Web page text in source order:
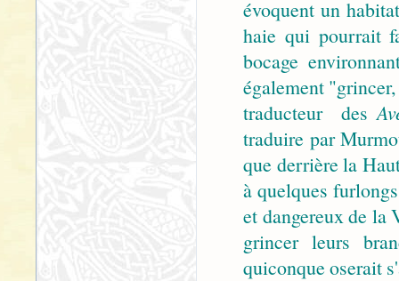
évoquent un
haie qui pourrait
bocage
également
traducteur des
traduire par
que derrière la
à quelques
et dangereux de
grincer leurs
quiconque oserait